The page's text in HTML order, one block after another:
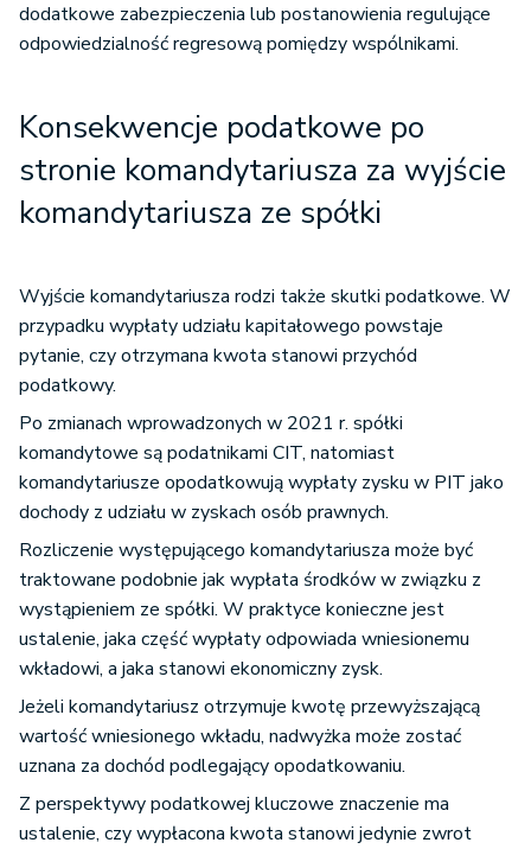
dodatkowe zabezpieczenia lub postanowienia regulujące
odpowiedzialność regresową pomiędzy wspólnikami.
Konsekwencje podatkowe po
stronie komandytariusza za wyjście
komandytariusza ze spółki
Wyjście komandytariusza rodzi także skutki podatkowe. W
przypadku wypłaty udziału kapitałowego powstaje
pytanie, czy otrzymana kwota stanowi przychód
podatkowy.
Po zmianach wprowadzonych w 2021 r. spółki
komandytowe są podatnikami CIT, natomiast
komandytariusze opodatkowują wypłaty zysku w PIT jako
dochody z udziału w zyskach osób prawnych.
Rozliczenie występującego komandytariusza może być
traktowane podobnie jak wypłata środków w związku z
wystąpieniem ze spółki. W praktyce konieczne jest
ustalenie, jaka część wypłaty odpowiada wniesionemu
wkładowi, a jaka stanowi ekonomiczny zysk.
Jeżeli komandytariusz otrzymuje kwotę przewyższającą
wartość wniesionego wkładu, nadwyżka może zostać
uznana za dochód podlegający opodatkowaniu.
Z perspektywy podatkowej kluczowe znaczenie ma
ustalenie, czy wypłacona kwota stanowi jedynie zwrot